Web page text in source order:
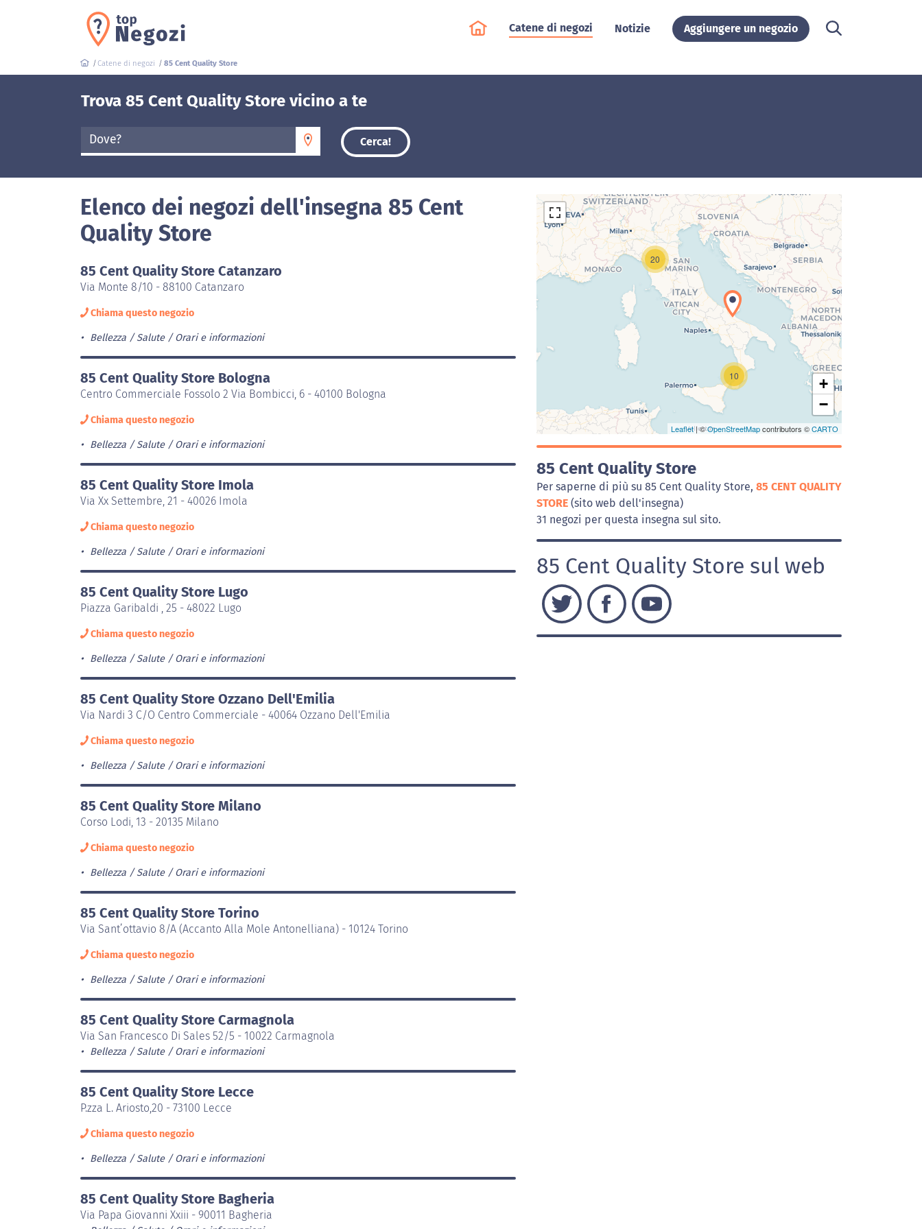
Catene di negozi Notizie Aggiungere un negozio
Catene di negozi 85 Cent Quality Store
Trova 85 Cent Quality Store vicino a te
Dove? Cerca!
Elenco dei negozi dell'insegna 85 Cent
Quality Store
85 Cent Quality Store Catanzaro
Via Monte 8/10 - 88100 Catanzaro
Chiama questo negozio
Bellezza / Salute Orari e informazioni
85 Cent Quality Store Bologna
Centro Commerciale Fossolo 2 Via Bombicci, 6 - 40100 Bologna
Chiama questo negozio
Bellezza / Salute Orari e informazioni
85 Cent Quality Store Imola
Via Xx Settembre, 21 - 40026 Imola
Chiama questo negozio
Bellezza / Salute Orari e informazioni
85 Cent Quality Store Lugo
Piazza Garibaldi , 25 - 48022 Lugo
Chiama questo negozio
Bellezza / Salute Orari e informazioni
85 Cent Quality Store Ozzano Dell'Emilia
Via Nardi 3 C/O Centro Commerciale - 40064 Ozzano Dell'Emilia
Chiama questo negozio
Bellezza / Salute Orari e informazioni
85 Cent Quality Store Milano
Corso Lodi, 13 - 20135 Milano
Chiama questo negozio
Bellezza / Salute Orari e informazioni
85 Cent Quality Store Torino
Via Sant’ottavio 8/A (Accanto Alla Mole Antonelliana) - 10124 Torino
Chiama questo negozio
Bellezza / Salute Orari e informazioni
85 Cent Quality Store Carmagnola
Via San Francesco Di Sales 52/5 - 10022 Carmagnola
Bellezza / Salute Orari e informazioni
85 Cent Quality Store Lecce
P.zza L. Ariosto,20 - 73100 Lecce
Chiama questo negozio
Bellezza / Salute Orari e informazioni
85 Cent Quality Store Bagheria
Via Papa Giovanni Xxiii - 90011 Bagheria
Caricamento della carta in corso...
10
20
+
−
Leaflet| ©OpenStreetMapcontributors ©CARTO
85 Cent Quality Store
Per saperne di più su 85 Cent Quality Store, 85 CENT QUALITY
STORE (sito web dell'insegna)
31 negozi per questa insegna sul sito.
85 Cent Quality Store sul web